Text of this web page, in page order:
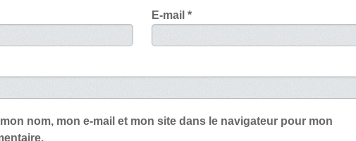
E-mail *
nom, mon e-mail et mon site dans le navigateur pour mon